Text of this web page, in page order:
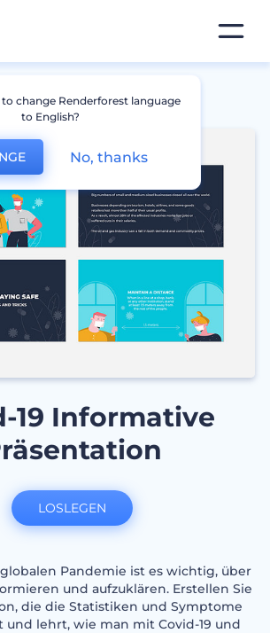
19 Informative
Pandemie ist es wichtig, über
und aufzuklären. Erstellen Sie
die die Statistiken und Symptome
und lehrt, wie man mit Covid-19 und
LOSLEGEN
change Renderforest language
to English?
No, thanks